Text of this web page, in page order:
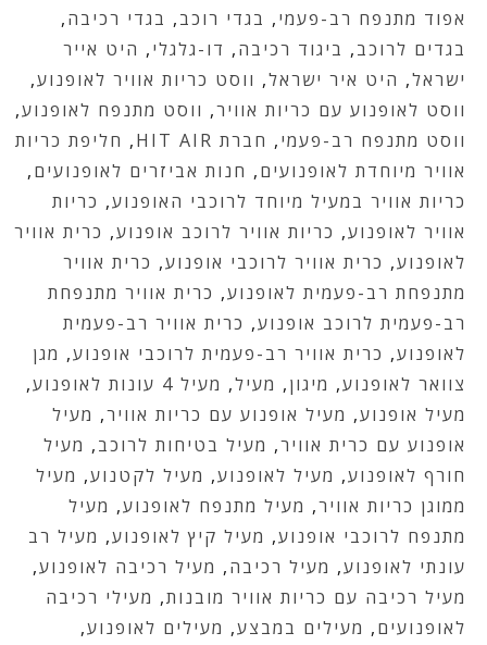
אפוד מתנפח רב-פעמי, בגדי רוכב, בגדי רכיבה,
בגדים לרוכב, ביגוד רכיבה, דו-גלגלי, היט אייר
ישראל, היט איר ישראל, ווסט כריות אוויר לאופנוע,
ווסט לאופנוע עם כריות אוויר, ווסט מתנפח לאופנוע,
ווסט מתנפח רב-פעמי, חברת HIT AIR , חליפת כריות
אוויר מיוחדת לאופנועים, חנות אביזרים לאופנועים,
כריות אוויר במעיל מיוחד לרוכבי האופנוע, כריות
אוויר לאופנוע, כריות אוויר לרוכב אופנוע, כרית אוויר
לאופנוע, כרית אוויר לרוכבי אופנוע, כרית אוויר
מתנפחת רב-פעמית לאופנוע, כרית אוויר מתנפחת
רב-פעמית לרוכב אופנוע, כרית אוויר רב-פעמית
לאופנוע, כרית אוויר רב-פעמית לרוכבי אופנוע, מגן
צוואר לאופנוע, מיגון, מעיל, מעיל 4 עונות לאופנוע
,
מעיל אופנוע, מעיל אופנוע עם כריות אוויר, מעיל
אופנוע עם כרית אוויר, מעיל בטיחות לרוכב, מעיל
חורף לאופנוע, מעיל לאופנוע, מעיל לקטנוע, מעיל
ממוגן כריות אוויר, מעיל מתנפח לאופנוע, מעיל
מתנפח לרוכבי אופנוע, מעיל קיץ לאופנוע, מעיל רב
עונתי לאופנוע, מעיל רכיבה, מעיל רכיבה לאופנוע,
מעיל רכיבה עם כריות אוויר מובנות, מעילי רכיבה
לאופנועים, מעילים במבצע, מעילים לאופנוע,